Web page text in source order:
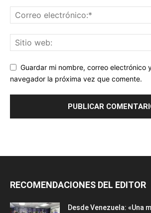
Guardar mi nombre, correo electrónico
navegador la próxima vez que comente.
RECOMENDACIONES DEL EDITOR
Desde Venezuela: «Una